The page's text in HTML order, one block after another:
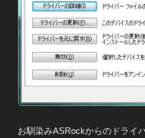
お馴染みASRockからのドライ